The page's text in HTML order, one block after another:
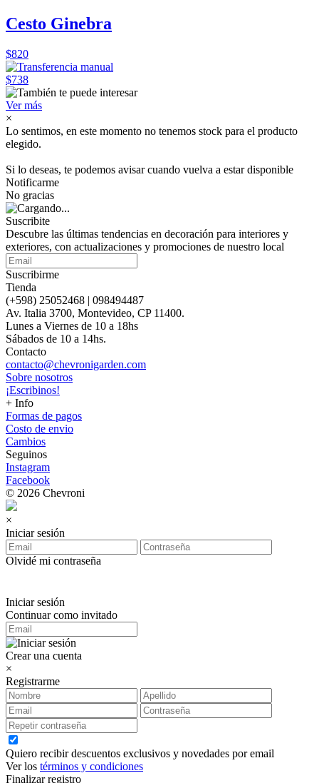
Cesto Ginebra
$820
$738
Ver más
×
Lo sentimos, en este momento no tenemos stock para el producto
elegido.
Si lo deseas, te podemos avisar cuando vuelva a estar disponible
Notificarme
No gracias
Suscribite
Descubre las últimas tendencias en decoración para interiores y
exteriores, con actualizaciones y promociones de nuestro local
Suscribirme
Tienda
(+598) 25052468 | 098494487
Av. Italia 3700, Montevideo, CP 11400.
Lunes a Viernes de 10 a 18hs
Sábados de 10 a 14hs.
Contacto
contacto@chevronigarden.com
Sobre nosotros
¡Escribinos!
+ Info
Formas de pagos
Costo de envio
Cambios
Seguinos
Instagram
Facebook
© 2026 Chevroni
×
Iniciar sesión
Olvidé mi contraseña
Iniciar sesión
Continuar como invitado
Crear una cuenta
×
Registrarme
Quiero recibir descuentos exclusivos y novedades por email
Ver los términos y condiciones
Finalizar registro